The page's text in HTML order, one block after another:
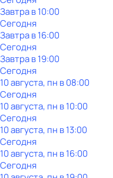
Завтра в 10:00
Сегодня
Завтра в 16:00
Сегодня
Завтра в 19:00
Сегодня
10 августа, пн в 08:00
Сегодня
10 августа, пн в 10:00
Сегодня
10 августа, пн в 13:00
Сегодня
10 августа, пн в 16:00
Сегодня